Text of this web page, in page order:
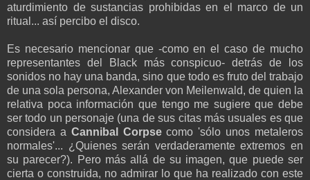
aturdimiento de sustancias prohibidas en el marco de un
ritual... así percibo el disco.
Es necesario mencionar que -como en el caso de mucho
representantes del Black más conspicuo- detrás de los
sonidos no hay una banda, sino que todo es fruto del trabajo
de una sola persona, Alexander von Meilenwald, de quien la
relativa poca información que tengo me sugiere que debe
ser todo un personaje (una de sus citas más usuales es que
considera a Cannibal Corpsecomo 'sólo unos metaleros
normales'... ¿Quienes serán verdaderamente extremos en
su parecer?). Pero más allá de su imagen, que puede ser
cierta o construida, no admirar lo que ha realizado con este